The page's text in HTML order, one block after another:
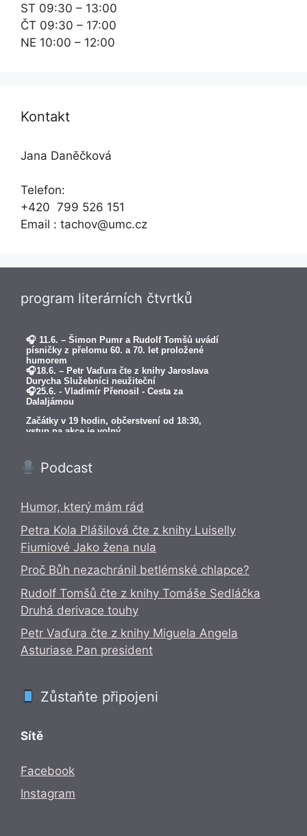
ST 09:30 – 13:00
ČT 09:30 – 17:00
NE 10:00 – 12:00
Kontakt
Jana Daněčková
Telefon:
+420 799 526 151
Email : tachov@umc.cz
program literárních čtvrtků
Podcast
Humor, který mám rád
Petra Kola Plášilová čte z knihy Luiselly
Fiumiové Jako žena nula
Proč Bůh nezachránil betlémské chlapce?
Rudolf Tomšů čte z knihy Tomáše Sedláčka
Druhá derivace touhy
Petr Vaďura čte z knihy Miguela Angela
Asturiase Pan president
Zůstaňte připojeni
Sítě
Facebook
Instagram